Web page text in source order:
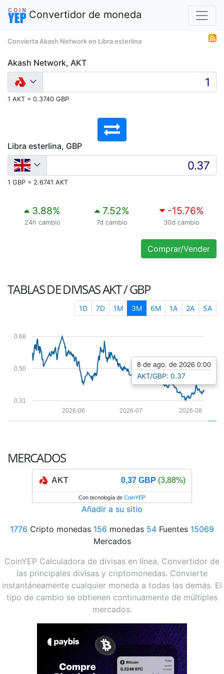
Convertidor de moneda
Convierta Akash Network en Libra esterlina
Akash Network, AKT
1 AKT = 0.3740 GBP
Libra esterlina, GBP
1 GBP = 2.6741 AKT
3.88%
24h cambio
7.52%
7d cambio
-15.76%
30d cambio
Comprar/Vender
TABLAS DE DIVISASAKT / GBP
1D 7D 1M 3M 6M 1A 2A 5A
0.31
0.50
0.68
2026-08
2026-07
2026-06
8 de ago. de 2026 0:00
AKT/GBP: 0.37
MERCADOS
AKT 0,37 GBP (3,88%)
Con tecnología de CoinYEP
Añadir a su sitio
1776 Cripto monedas 156 monedas 54 Fuentes 15069
Mercados
CoinYEP Calculadora de divisas en línea. Convertidor de
las principales divisas y criptomonedas. Convierte
instantáneamente cualquier moneda a todas las demás. El
tipo de cambio se obtienen continuamente de múltiples
mercados.